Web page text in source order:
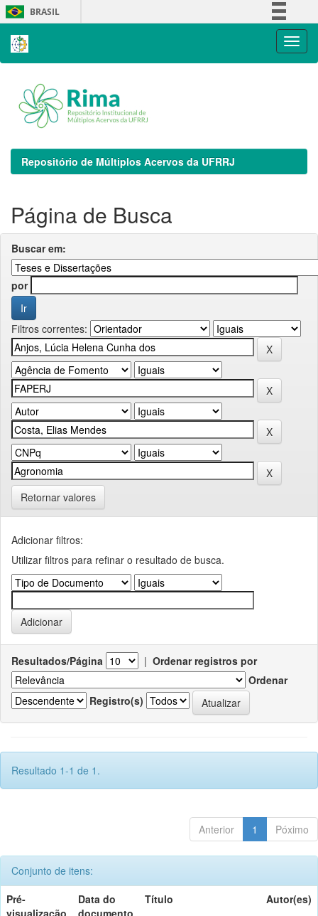
Skip
navigation
BRASIL
Repositório de Múltiplos Acervos da UFRRJ
Página de Busca
Buscar em:
por
Filtros correntes:
Retornar valores
Adicionar filtros:
Utilizar filtros para refinar o resultado de busca.
Resultados/Página | Ordenar registros por
Ordenar
Registro(s)
Resultado 1-1 de 1.
Anterior 1 Póximo
Conjunto de itens:
Pré-
visualização
Data do
documento
Título Autor(es)